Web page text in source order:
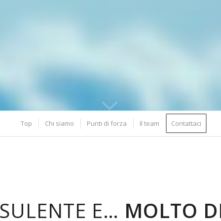
Top Chi siamo Punti di forza Il team Contattaci
E… MOLTO